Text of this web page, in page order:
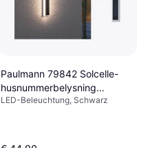
Paulmann 79842 Solcelle-
husnummerbelysning
Lichtleiste
LED-Beleuchtung, Schwarz